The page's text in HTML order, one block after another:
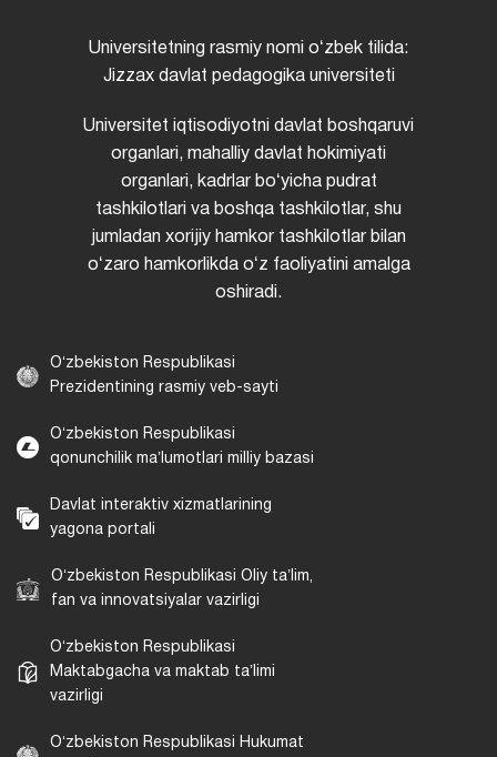
Universitetning rasmiy nomi oʻzbek tilida:
Jizzax davlat pedagogika universiteti
Universitet iqtisodiyotni davlat boshqaruvi
organlari, mahalliy davlat hokimiyati
organlari, kadrlar boʻyicha pudrat
tashkilotlari va boshqa tashkilotlar, shu
jumladan xorijiy hamkor tashkilotlar bilan
oʻzaro hamkorlikda oʻz faoliyatini amalga
oshiradi.
Oʻzbekiston Respublikasi
Prezidentining rasmiy veb-sayti
Oʻzbekiston Respublikasi
qonunchilik maʼlumotlari milliy bazasi
Davlat interaktiv xizmatlarining
yagona portali
Oʻzbekiston Respublikasi Oliy taʼlim,
fan va innovatsiyalar vazirligi
Oʻzbekiston Respublikasi
Maktabgacha va maktab taʼlimi
vazirligi
Oʻzbekiston Respublikasi Hukumat